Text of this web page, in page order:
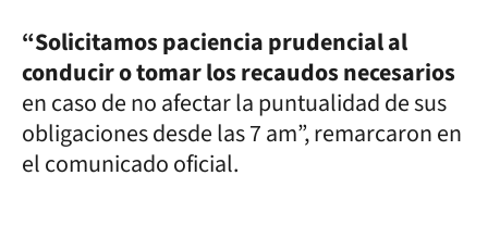
“Solicitamos paciencia prudencial al
conducir o tomar los recaudos necesarios
en caso de no afectar la puntualidad de sus
obligaciones desde las 7 am”, remarcaron en
el comunicado oficial.